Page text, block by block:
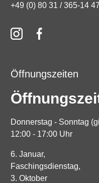
+49 (0) 80 31 / 365-14 47
Öffnungszeiten
Donnerstag - Sonntag
12:00 - 17:00 Uhr
6. Januar,
Faschingsdienstag,
3. Oktober